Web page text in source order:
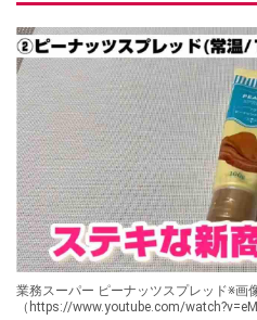
業務スーパー ピーナッツスプレッド※画
（https://www.youtube.com/